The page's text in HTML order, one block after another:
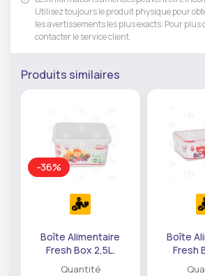
Utilisez toujours le produit physique pour
les avertissements les plus exacts. Pour
contacter le service client.
Produits similaires
-36%
Boîte Alimentaire
Fresh Box 2,5L.
Quantité
Boîte
Fresh